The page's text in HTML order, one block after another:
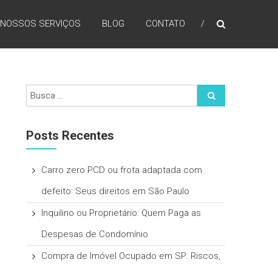
NOSSOS SERVIÇOS BLOG CONTATO
Posts Recentes
Carro zero PCD ou frota adaptada com
defeito: Seus direitos em São Paulo
Inquilino ou Proprietário: Quem Paga as
Despesas de Condomínio
Compra de Imóvel Ocupado em SP: Riscos,